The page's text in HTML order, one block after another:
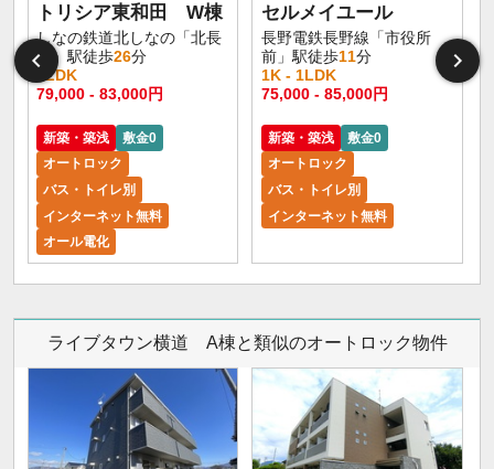
トリシア東和田 W棟
しなの鉄道北しなの「北長
野」駅徒歩26分
1LDK
79,000 - 83,000円
新築・築浅
敷金0
オートロック
バス・トイレ別
インターネット無料
オール電化
セルメイユール
長野電鉄長野線「市役所
前」駅徒歩11分
1K - 1LDK
75,000 - 85,000円
新築・築浅
敷金0
オートロック
バス・トイレ別
インターネット無料
ライブタウン横道 A棟と類似のオートロック物件